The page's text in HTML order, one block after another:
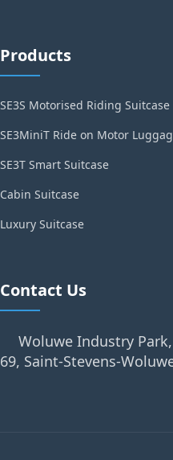
Products
SE3S Motorised Riding Suitcase
SE3MiniT Ride on Motor
SE3T Smart Suitcase
Cabin Suitcase
Luxury Suitcase
Contact Us
Woluwe Industry
69, Saint-Stevens-